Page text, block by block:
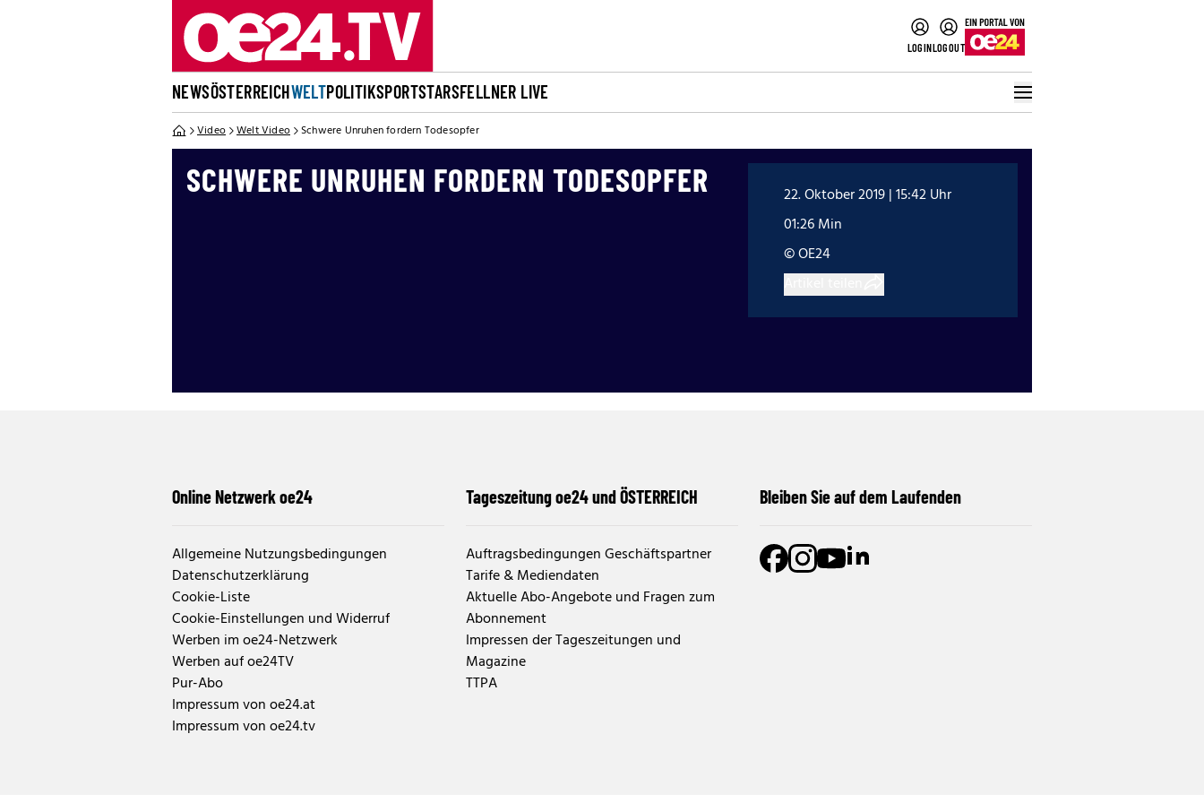
LOGINLOGOUT
NEWSÖSTERREICHWELTPOLITIKSPORTSTARSFELLNER LIVE
Video Welt Video Schwere Unruhen fordern Todesopfer
SCHWERE UNRUHEN FORDERN TODESOPFER
22. Oktober 2019 | 15:42 Uhr
01:26 Min
© OE24
Online Netzwerk oe24
Allgemeine Nutzungsbedingungen
Datenschutzerklärung
Cookie-Liste
Cookie-Einstellungen und Widerruf
Werben im oe24-Netzwerk
Werben auf oe24TV
Pur-Abo
Impressum von oe24.at
Impressum von oe24.tv
Tageszeitung oe24 und ÖSTERREICH
Auftragsbedingungen Geschäftspartner
Tarife & Mediendaten
Aktuelle Abo-Angebote und Fragen zum
Abonnement
Impressen der Tageszeitungen und
Magazine
TTPA
Bleiben Sie auf dem Laufenden